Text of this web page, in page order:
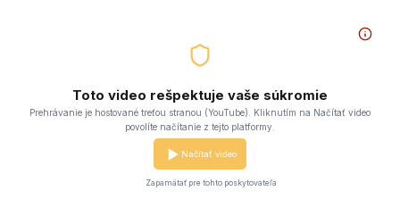
Toto video rešpektuje vaše súkromie
Prehrávanie je hostované treťou stranou (YouTube). Kliknutím na Načítať video
povolíte načítanie z tejto platformy.
Načítať video
Zapamätať pre tohto poskytovateľa